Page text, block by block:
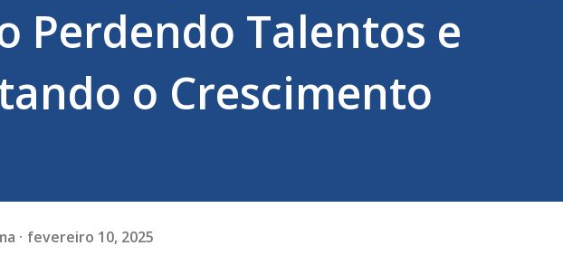
Perdendo Talentos e
o Crescimento
fevereiro 10, 2025